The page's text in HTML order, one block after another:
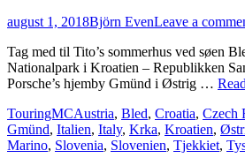
Posted
august 1, 2018Author
Björn EvenLeave a
Tag med til Tito’s sommerhus ved søen
Nationalpark i Kroatien – Republikken
Porsche’s hjemby Gmünd i Østrig …
Categories
TouringMCTags
Austria, Bled, Croatia, Czech
Gmünd, Italien, Italy, Krka, Kroatien,
Marino, Slovenia, Slovenien, Tjekkiet,